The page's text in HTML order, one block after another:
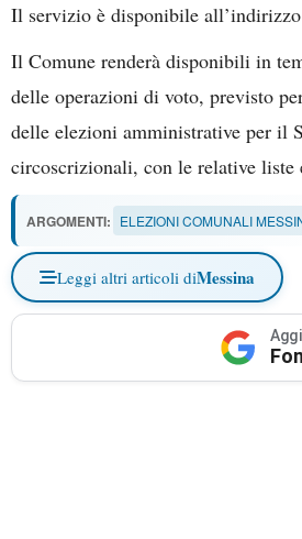
Il servizio è disponibile all’indirizzo
Il Comune renderà disponibili in
delle operazioni di voto, previsto
delle elezioni amministrative per il
circoscrizionali, con le relative liste
ARGOMENTI: ELEZIONI COMUNALI
Leggi altri articoli diMessina